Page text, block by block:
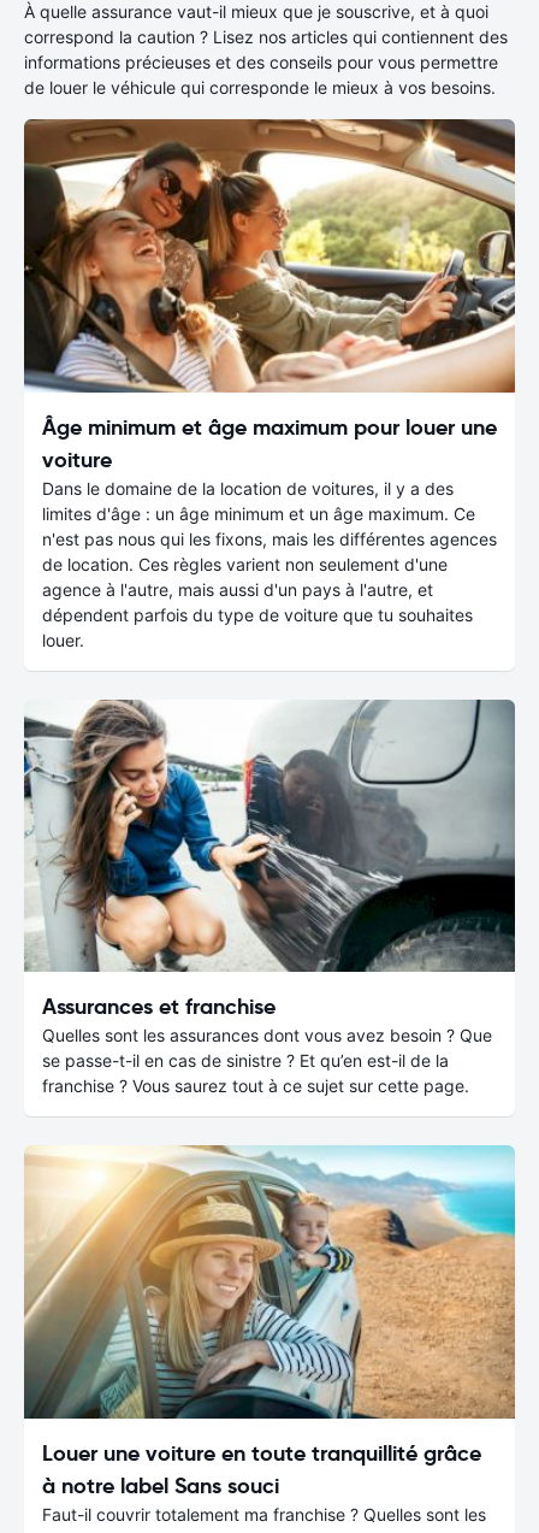
À quelle assurance vaut-il mieux que je souscrive, et à quoi
correspond la caution ? Lisez nos articles qui contiennent des
informations précieuses et des conseils pour vous permettre
de louer le véhicule qui corresponde le mieux à vos besoins.
Âge minimum et âge maximum pour louer une
voiture
Dans le domaine de la location de voitures, il y a des
limites d'âge : un âge minimum et un âge maximum. Ce
n'est pas nous qui les fixons, mais les différentes agences
de location. Ces règles varient non seulement d'une
agence à l'autre, mais aussi d'un pays à l'autre, et
dépendent parfois du type de voiture que tu souhaites
louer.
Assurances et franchise
Quelles sont les assurances dont vous avez besoin ? Que
se passe-t-il en cas de sinistre ? Et qu’en est-il de la
franchise ? Vous saurez tout à ce sujet sur cette page.
Louer une voiture en toute tranquillité grâce
à notre label Sans souci
Faut-il couvrir totalement ma franchise ? Quelles sont les